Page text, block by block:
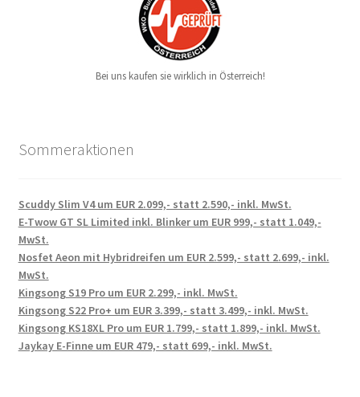
Bei uns kaufen sie wirklich in Österreich!
Sommeraktionen
Scuddy Slim V4 um EUR 2.099,- statt 2.590,- inkl. MwSt.
E-Twow GT SL Limited inkl. Blinker um EUR 999,- statt 1.049,-
MwSt.
Nosfet Aeon mit Hybridreifen um EUR 2.599,- statt 2.699,- inkl.
MwSt.
Kingsong S19 Pro um EUR 2.299,- inkl. MwSt.
Kingsong S22 Pro+ um EUR 3.399,- statt 3.499,- inkl. MwSt.
Kingsong KS18XL Pro um EUR 1.799,- statt 1.899,- inkl. MwSt.
Jaykay E-Finne um EUR 479,- statt 699,- inkl. MwSt.